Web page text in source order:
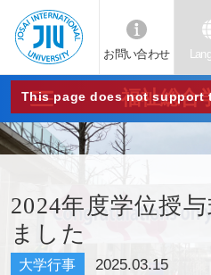
JIU
城西
国際
大学
お問い合わせ
This page does not support
福祉総合
2024年度学位授
ました
大学行事 2025.03.15